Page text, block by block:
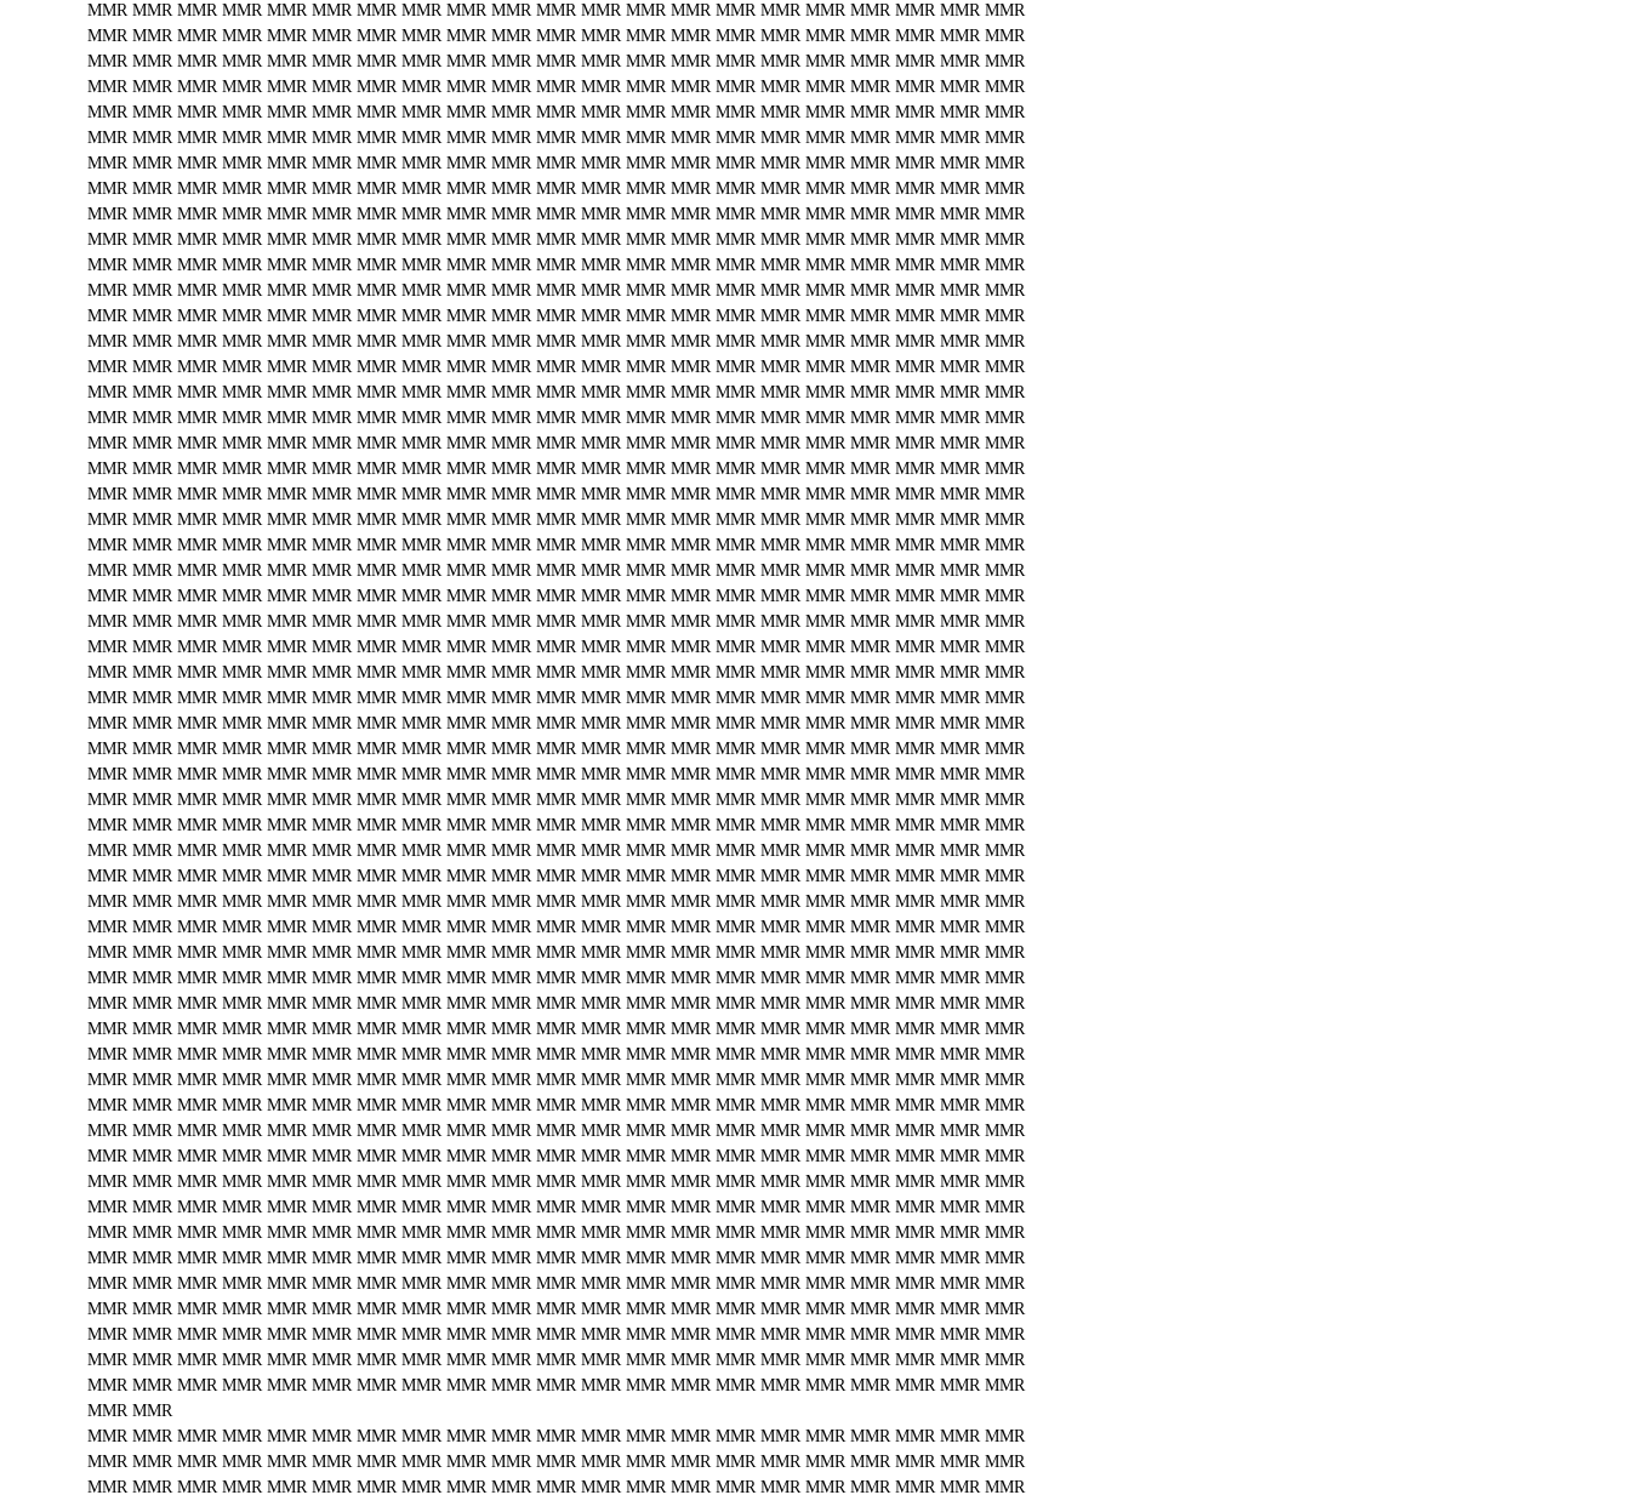
MMR MMR MMR MMR MMR MMR MMR MMR MMR MMR MMR MMR MMR MMR MMR MMR MMR MMR MMR MMR MMR
MMR MMR MMR MMR MMR MMR MMR MMR MMR MMR MMR MMR MMR MMR MMR MMR MMR MMR MMR MMR MMR
MMR MMR MMR MMR MMR MMR MMR MMR MMR MMR MMR MMR MMR MMR MMR MMR MMR MMR MMR MMR MMR
MMR MMR MMR MMR MMR MMR MMR MMR MMR MMR MMR MMR MMR MMR MMR MMR MMR MMR MMR MMR MMR
MMR MMR MMR MMR MMR MMR MMR MMR MMR MMR MMR MMR MMR MMR MMR MMR MMR MMR MMR MMR MMR
MMR MMR MMR MMR MMR MMR MMR MMR MMR MMR MMR MMR MMR MMR MMR MMR MMR MMR MMR MMR MMR
MMR MMR MMR MMR MMR MMR MMR MMR MMR MMR MMR MMR MMR MMR MMR MMR MMR MMR MMR MMR MMR
MMR MMR MMR MMR MMR MMR MMR MMR MMR MMR MMR MMR MMR MMR MMR MMR MMR MMR MMR MMR MMR
MMR MMR MMR MMR MMR MMR MMR MMR MMR MMR MMR MMR MMR MMR MMR MMR MMR MMR MMR MMR MMR
MMR MMR MMR MMR MMR MMR MMR MMR MMR MMR MMR MMR MMR MMR MMR MMR MMR MMR MMR MMR MMR
MMR MMR MMR MMR MMR MMR MMR MMR MMR MMR MMR MMR MMR MMR MMR MMR MMR MMR MMR MMR MMR
MMR MMR MMR MMR MMR MMR MMR MMR MMR MMR MMR MMR MMR MMR MMR MMR MMR MMR MMR MMR MMR
MMR MMR MMR MMR MMR MMR MMR MMR MMR MMR MMR MMR MMR MMR MMR MMR MMR MMR MMR MMR MMR
MMR MMR MMR MMR MMR MMR MMR MMR MMR MMR MMR MMR MMR MMR MMR MMR MMR MMR MMR MMR MMR
MMR MMR MMR MMR MMR MMR MMR MMR MMR MMR MMR MMR MMR MMR MMR MMR MMR MMR MMR MMR MMR
MMR MMR MMR MMR MMR MMR MMR MMR MMR MMR MMR MMR MMR MMR MMR MMR MMR MMR MMR MMR MMR
MMR MMR MMR MMR MMR MMR MMR MMR MMR MMR MMR MMR MMR MMR MMR MMR MMR MMR MMR MMR MMR
MMR MMR MMR MMR MMR MMR MMR MMR MMR MMR MMR MMR MMR MMR MMR MMR MMR MMR MMR MMR MMR
MMR MMR MMR MMR MMR MMR MMR MMR MMR MMR MMR MMR MMR MMR MMR MMR MMR MMR MMR MMR MMR
MMR MMR MMR MMR MMR MMR MMR MMR MMR MMR MMR MMR MMR MMR MMR MMR MMR MMR MMR MMR MMR
MMR MMR MMR MMR MMR MMR MMR MMR MMR MMR MMR MMR MMR MMR MMR MMR MMR MMR MMR MMR MMR
MMR MMR MMR MMR MMR MMR MMR MMR MMR MMR MMR MMR MMR MMR MMR MMR MMR MMR MMR MMR MMR
MMR MMR MMR MMR MMR MMR MMR MMR MMR MMR MMR MMR MMR MMR MMR MMR MMR MMR MMR MMR MMR
MMR MMR MMR MMR MMR MMR MMR MMR MMR MMR MMR MMR MMR MMR MMR MMR MMR MMR MMR MMR MMR
MMR MMR MMR MMR MMR MMR MMR MMR MMR MMR MMR MMR MMR MMR MMR MMR MMR MMR MMR MMR MMR
MMR MMR MMR MMR MMR MMR MMR MMR MMR MMR MMR MMR MMR MMR MMR MMR MMR MMR MMR MMR MMR
MMR MMR MMR MMR MMR MMR MMR MMR MMR MMR MMR MMR MMR MMR MMR MMR MMR MMR MMR MMR MMR
MMR MMR MMR MMR MMR MMR MMR MMR MMR MMR MMR MMR MMR MMR MMR MMR MMR MMR MMR MMR MMR
MMR MMR MMR MMR MMR MMR MMR MMR MMR MMR MMR MMR MMR MMR MMR MMR MMR MMR MMR MMR MMR
MMR MMR MMR MMR MMR MMR MMR MMR MMR MMR MMR MMR MMR MMR MMR MMR MMR MMR MMR MMR MMR
MMR MMR MMR MMR MMR MMR MMR MMR MMR MMR MMR MMR MMR MMR MMR MMR MMR MMR MMR MMR MMR
MMR MMR MMR MMR MMR MMR MMR MMR MMR MMR MMR MMR MMR MMR MMR MMR MMR MMR MMR MMR MMR
MMR MMR MMR MMR MMR MMR MMR MMR MMR MMR MMR MMR MMR MMR MMR MMR MMR MMR MMR MMR MMR
MMR MMR MMR MMR MMR MMR MMR MMR MMR MMR MMR MMR MMR MMR MMR MMR MMR MMR MMR MMR MMR
MMR MMR MMR MMR MMR MMR MMR MMR MMR MMR MMR MMR MMR MMR MMR MMR MMR MMR MMR MMR MMR
MMR MMR MMR MMR MMR MMR MMR MMR MMR MMR MMR MMR MMR MMR MMR MMR MMR MMR MMR MMR MMR
MMR MMR MMR MMR MMR MMR MMR MMR MMR MMR MMR MMR MMR MMR MMR MMR MMR MMR MMR MMR MMR
MMR MMR MMR MMR MMR MMR MMR MMR MMR MMR MMR MMR MMR MMR MMR MMR MMR MMR MMR MMR MMR
MMR MMR MMR MMR MMR MMR MMR MMR MMR MMR MMR MMR MMR MMR MMR MMR MMR MMR MMR MMR MMR
MMR MMR MMR MMR MMR MMR MMR MMR MMR MMR MMR MMR MMR MMR MMR MMR MMR MMR MMR MMR MMR
MMR MMR MMR MMR MMR MMR MMR MMR MMR MMR MMR MMR MMR MMR MMR MMR MMR MMR MMR MMR MMR
MMR MMR MMR MMR MMR MMR MMR MMR MMR MMR MMR MMR MMR MMR MMR MMR MMR MMR MMR MMR MMR
MMR MMR MMR MMR MMR MMR MMR MMR MMR MMR MMR MMR MMR MMR MMR MMR MMR MMR MMR MMR MMR
MMR MMR MMR MMR MMR MMR MMR MMR MMR MMR MMR MMR MMR MMR MMR MMR MMR MMR MMR MMR MMR
MMR MMR MMR MMR MMR MMR MMR MMR MMR MMR MMR MMR MMR MMR MMR MMR MMR MMR MMR MMR MMR
MMR MMR MMR MMR MMR MMR MMR MMR MMR MMR MMR MMR MMR MMR MMR MMR MMR MMR MMR MMR MMR
MMR MMR MMR MMR MMR MMR MMR MMR MMR MMR MMR MMR MMR MMR MMR MMR MMR MMR MMR MMR MMR
MMR MMR MMR MMR MMR MMR MMR MMR MMR MMR MMR MMR MMR MMR MMR MMR MMR MMR MMR MMR MMR
MMR MMR MMR MMR MMR MMR MMR MMR MMR MMR MMR MMR MMR MMR MMR MMR MMR MMR MMR MMR MMR
MMR MMR MMR MMR MMR MMR MMR MMR MMR MMR MMR MMR MMR MMR MMR MMR MMR MMR MMR MMR MMR
MMR MMR MMR MMR MMR MMR MMR MMR MMR MMR MMR MMR MMR MMR MMR MMR MMR MMR MMR MMR MMR
MMR MMR MMR MMR MMR MMR MMR MMR MMR MMR MMR MMR MMR MMR MMR MMR MMR MMR MMR MMR MMR
MMR MMR MMR MMR MMR MMR MMR MMR MMR MMR MMR MMR MMR MMR MMR MMR MMR MMR MMR MMR MMR
MMR MMR MMR MMR MMR MMR MMR MMR MMR MMR MMR MMR MMR MMR MMR MMR MMR MMR MMR MMR MMR
MMR MMR MMR MMR MMR MMR MMR MMR MMR MMR MMR MMR MMR MMR MMR MMR MMR MMR MMR MMR MMR
MMR MMR
MMR MMR MMR MMR MMR MMR MMR MMR MMR MMR MMR MMR MMR MMR MMR MMR MMR MMR MMR MMR MMR
MMR MMR MMR MMR MMR MMR MMR MMR MMR MMR MMR MMR MMR MMR MMR MMR MMR MMR MMR MMR MMR
MMR MMR MMR MMR MMR MMR MMR MMR MMR MMR MMR MMR MMR MMR MMR MMR MMR MMR MMR MMR MMR